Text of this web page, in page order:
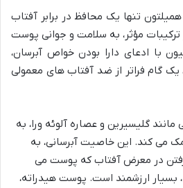
لوسیون ضد آفتاب SPF50 همیلتون تنها یک محافظ در برابر آفتاب
ترکیبات مؤثر، به سلامت و جوانی پوست
با ادعای دارا بودن خواص آبرسان،
گام فراتر از ضد آفتاب های معمولی
مانند گلیسیرین و عصاره آلوئه ورا، به
می کند. این خاصیت آبرسانی، به
در معرض آفتاب که پوست می
بسیار ارزشمند است. پوست هیدراته،